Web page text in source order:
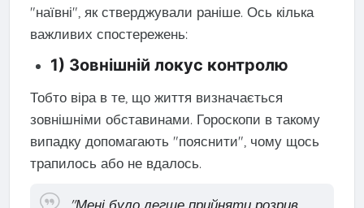
"наївні", як стверджували раніше. Ось кілька
важливих спостережень:
1) Зовнішній локус контролю
Тобто віра в те, що життя визначається
зовнішніми обставинами. Гороскопи в такому
випадку допомагають "пояснити", чому щось
трапилось або не вдалось.
"Мені було легше прийняти розрив,